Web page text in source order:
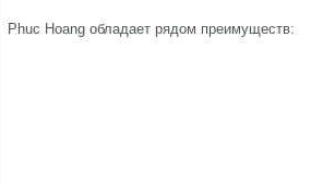
Phuc Hoang обладает рядом преимуществ: